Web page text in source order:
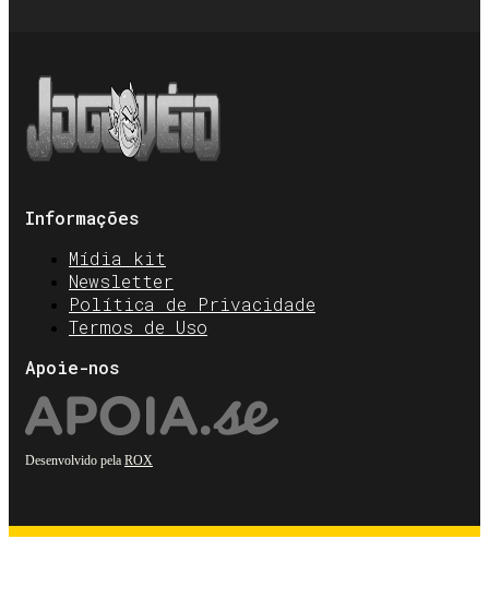
Informações
Mídia kit
Newsletter
Política de Privacidade
Termos de Uso
Apoie-nos
Desenvolvido pela ROX